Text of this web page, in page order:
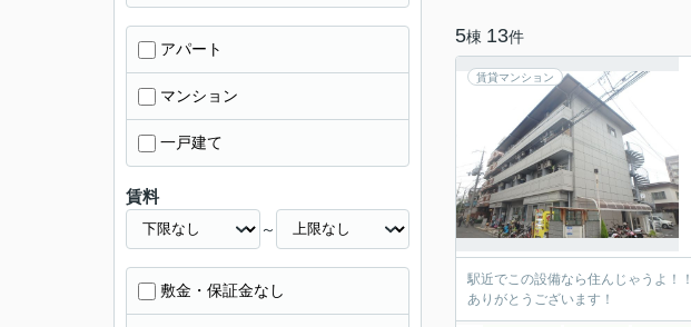
5棟 13件
賃貸マンション
駅近でこの設備なら住んじゃうよ！！
ありがとうございます！
アパート
マンション
一戸建て
賃料
～
敷金・保証金なし